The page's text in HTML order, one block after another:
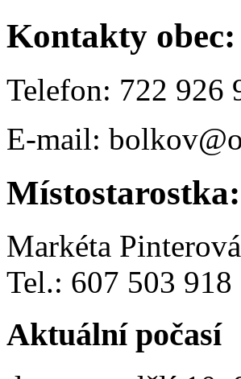
Kontakty obec:
Telefon: 722 926
E-mail:
Místostarostka:
Markéta Pinterová
Tel.: 607 503 918
Aktuální počasí